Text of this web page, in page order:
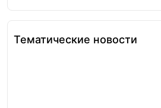
Тематические новости